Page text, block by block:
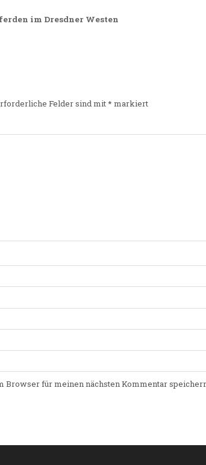
im Dresdner Westen
Felder sind mit* markiert
Browser für meinen nächsten Kommentar